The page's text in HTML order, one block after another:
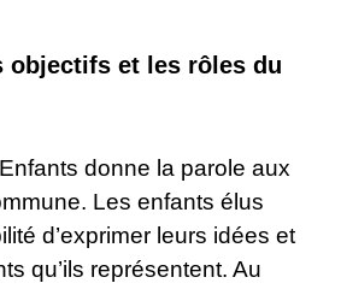
objectifs et les rôles du
donne la parole aux
Les enfants élus
d’exprimer leurs idées et
qu’ils représentent. Au